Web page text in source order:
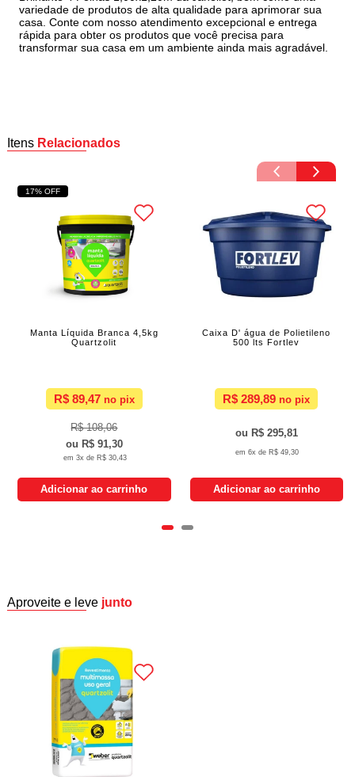
variedade de produtos de alta qualidade para aprimorar sua
casa. Conte com nosso atendimento excepcional e entrega
rápida para obter os produtos que você precisa para
transformar sua casa em um ambiente ainda mais agradável.
Itens Relacionados
17% OFF
Manta Líquida Branca 4,5kg
Quartzolit
R$ 89,47
R$ 108,06
R$ 91,30
3x de R$ 30,43
Adicionar ao carrinho
Caixa D' água de Polietileno
500 lts Fortlev
R$ 289,89
R$ 295,81
6x de R$ 49,30
Adicionar ao carrinho
Aproveite e leve junto